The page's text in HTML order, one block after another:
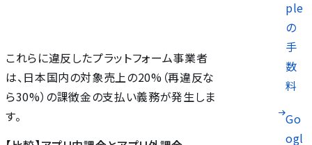
ple
の
手
数
料
Go
ogl
これらに違反したプラットフォーム事業者
は、日本国内の対象売上の20%（再違反な
ら30%）の課徴金の支払い義務が発生しま
す。